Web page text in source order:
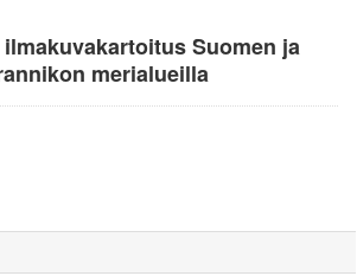
Suomen ja
merialueilla